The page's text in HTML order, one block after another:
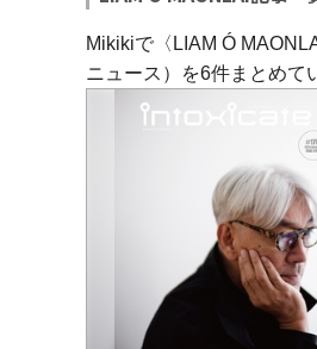
Mikikiで〈LIAM Ó
ニュース）を6件まとめて